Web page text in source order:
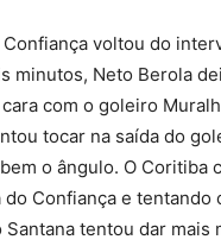
Confiança voltou do
minutos, Neto Berola
com o goleiro
tocar na saída do
o ângulo. O Coritiba
do Confiança e tentando
Santana tentou dar mais